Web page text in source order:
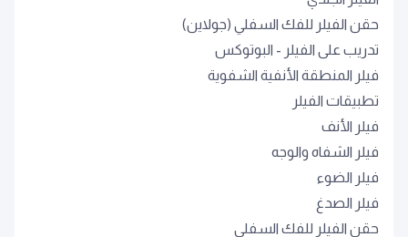
حقن الفيلر للفك السفلي (جولاين)
تدريب على الفيلر - البوتوكس
فيلر المنطقة الأنفية الشفوية
تطبيقات الفيلر
فيلر الأنف
فيلر الشفاه والوجه
فيلر الضوء
فيلر الصدغ
حقن الفيلر للفك السفلي